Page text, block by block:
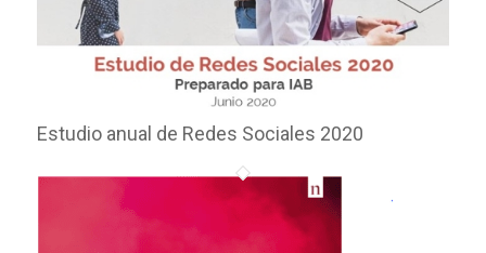
Estudio anual de Redes Sociales 2020